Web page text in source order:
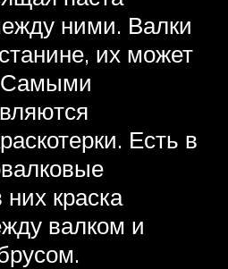
ними. Валки
их может
Самыми
Есть в
краска
валком и